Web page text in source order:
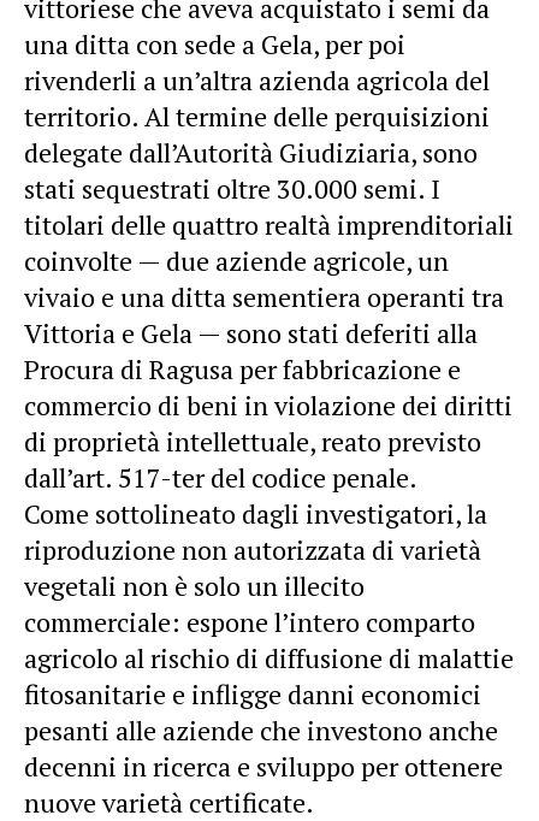
vittoriese che aveva acquistato i semi da
una ditta con sede a Gela, per poi
rivenderli a un’altra azienda agricola del
territorio. Al termine delle perquisizioni
delegate dall’Autorità Giudiziaria, sono
stati sequestrati oltre 30.000 semi. I
titolari delle quattro realtà imprenditoriali
coinvolte — due aziende agricole, un
vivaio e una ditta sementiera operanti tra
Vittoria e Gela — sono stati deferiti alla
Procura di Ragusa per fabbricazione e
commercio di beni in violazione dei diritti
di proprietà intellettuale, reato previsto
dall’art. 517-ter del codice penale.
Come sottolineato dagli investigatori, la
riproduzione non autorizzata di varietà
vegetali non è solo un illecito
commerciale: espone l’intero comparto
agricolo al rischio di diffusione di malattie
fitosanitarie e infligge danni economici
pesanti alle aziende che investono anche
decenni in ricerca e sviluppo per ottenere
nuove varietà certificate.